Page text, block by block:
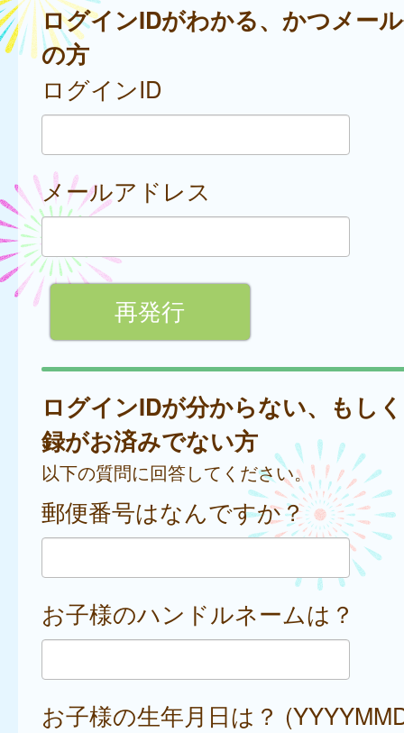
ログインIDがわかる、かつメー
の方
ログインID
メールアドレス
ログインIDが分からない、もし
録がお済みでない方
以下の質問に回答してください。
郵便番号はなんですか？
お子様のハンドルネームは？
お子様の生年月日は？